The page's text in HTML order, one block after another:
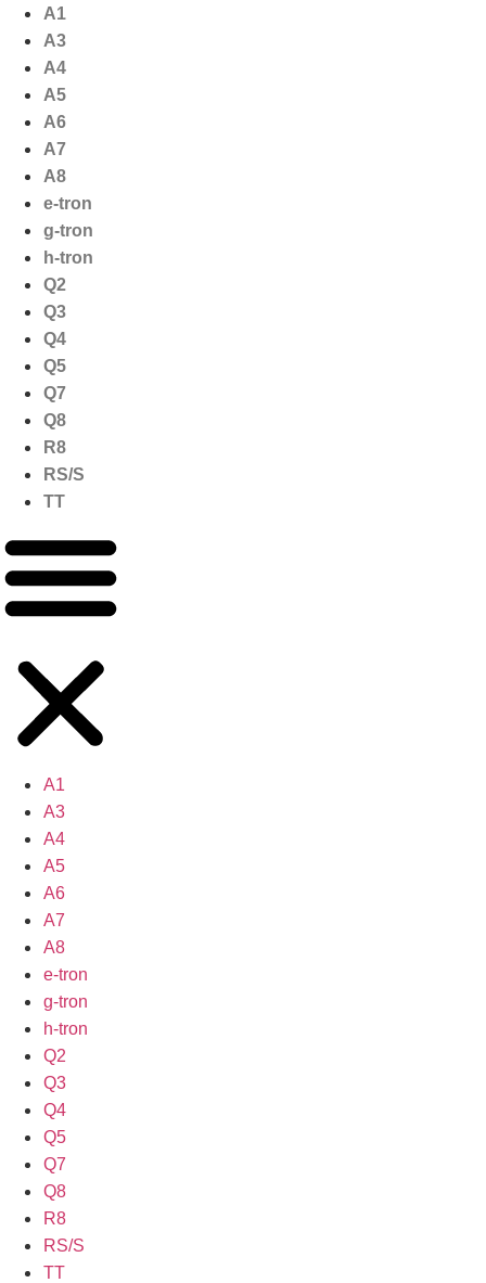
naar
inhoud
A1
A3
A4
A5
A6
A7
A8
e-tron
g-tron
h-tron
Q2
Q3
Q4
Q5
Q7
Q8
R8
RS/S
TT
A1
A3
A4
A5
A6
A7
A8
e-tron
g-tron
h-tron
Q2
Q3
Q4
Q5
Q7
Q8
R8
RS/S
TT